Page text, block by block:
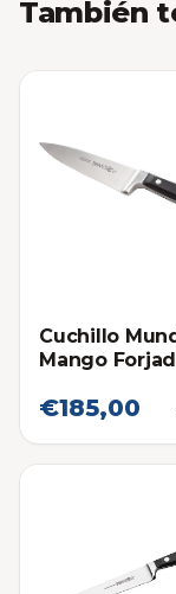
También
Cuchillo
Mango
€185,00